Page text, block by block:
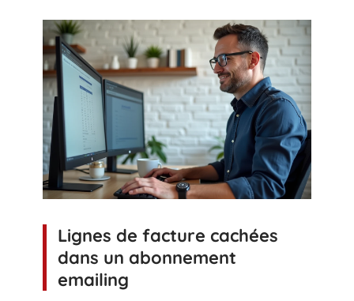
Lignes de facture cachées
dans un abonnement
emailing